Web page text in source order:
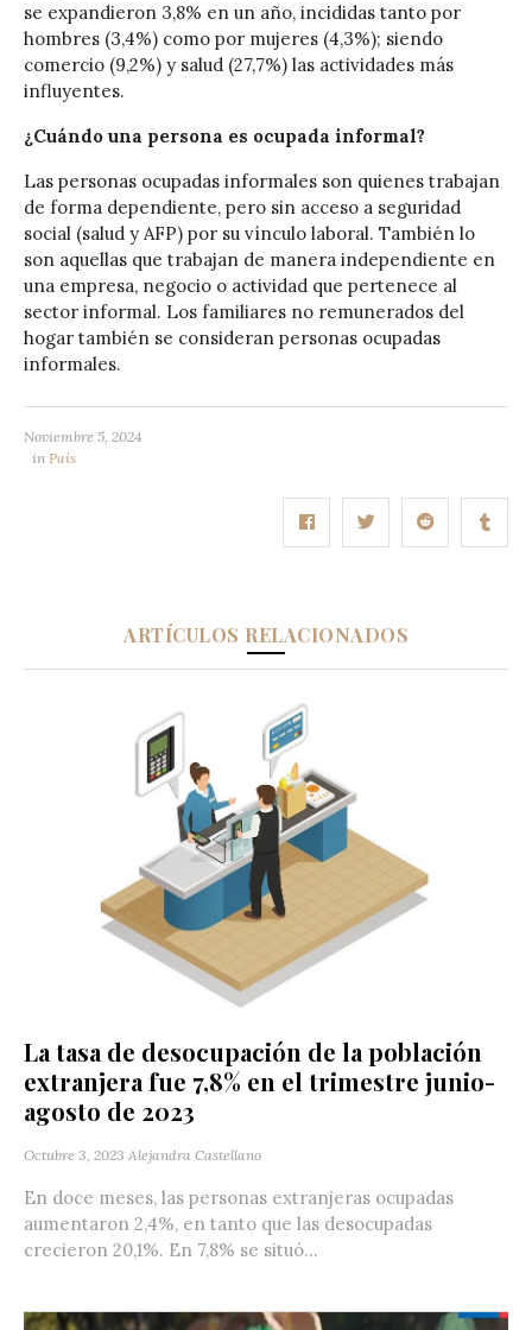
se expandieron 3,8% en un año, incididas tanto por
hombres (3,4%) como por mujeres (4,3%); siendo
comercio (9,2%) y salud (27,7%) las actividades más
influyentes.
¿Cuándo una persona es ocupada informal?
Las personas ocupadas informales son quienes trabajan
de forma dependiente, pero sin acceso a seguridad
social (salud y AFP) por su vínculo laboral. También lo
son aquellas que trabajan de manera independiente en
una empresa, negocio o actividad que pertenece al
sector informal. Los familiares no remunerados del
hogar también se consideran personas ocupadas
informales.
Noviembre 5, 2024
in País
ARTÍCULOS RELACIONADOS
La tasa de desocupación de la población
extranjera fue 7,8% en el trimestre junio-
agosto de 2023
Octubre 3, 2023 Alejandra Castellano
En doce meses, las personas extranjeras ocupadas
aumentaron 2,4%, en tanto que las desocupadas
crecieron 20,1%. En 7,8% se situó...